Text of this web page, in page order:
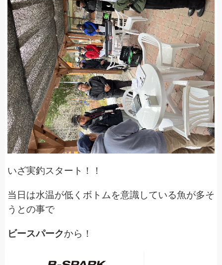
いざ実釣スタート！！
当日は水温が低くボトムを意識している魚が多そ
うとの事で
ビースパークから！